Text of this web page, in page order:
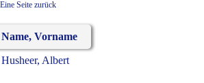
Eine Seite zurück
Name, Vorname
Husheer, Albert